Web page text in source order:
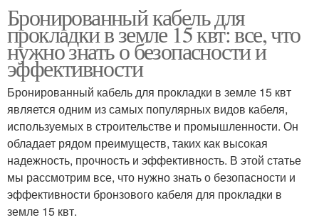
Бронированный кабель для
прокладки в земле 15 квт: все, что
нужно знать о безопасности и
эффективности
Бронированный кабель для прокладки в земле 15 квт
является одним из самых популярных видов кабеля,
используемых в строительстве и промышленности. Он
обладает рядом преимуществ, таких как высокая
надежность, прочность и эффективность. В этой статье
мы рассмотрим все, что нужно знать о безопасности и
эффективности бронзового кабеля для прокладки в
земле 15 квт.